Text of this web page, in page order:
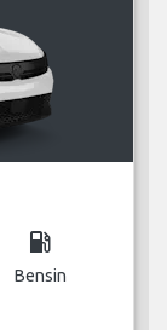
local_gas_station
Bensin